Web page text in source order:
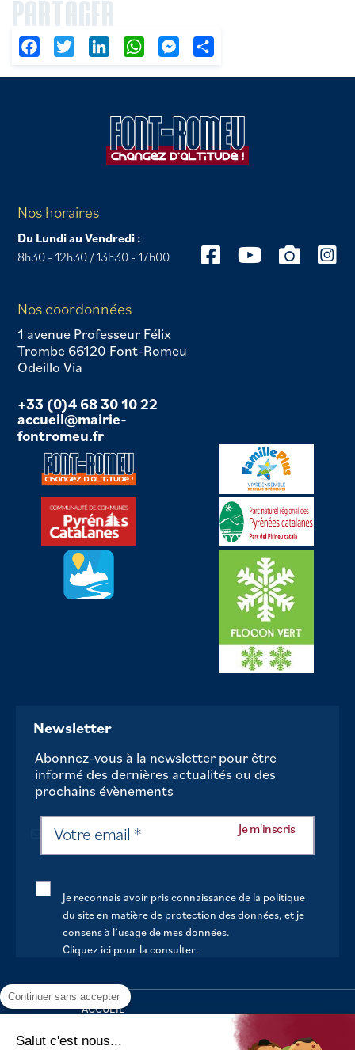
PARTAGER
FacebookTwitter LinkedIn WhatsAppMessenger
Nos horaires
Du Lundi au Vendredi :
8h30 - 12h30 / 13h30 - 17h00
Nos coordonnées
1 avenue Professeur Félix
Trombe 66120 Font-Romeu
Odeillo Via
+33 (0)4 68 30 10 22
accueil@mairie-
fontromeu.fr
Newsletter
Abonnez-vous à la newsletter pour être
informé des dernières actualités ou des
prochains évènements
Je reconnais avoir pris connaissance de la politique
du site en matière de protection des données, et je
consens à l’usage de mes données.
Cliquez ici pour la consulter.
ACCUEIL
VOTRE MAIRIE
Continuer sans accepter
Salut c'est nous...